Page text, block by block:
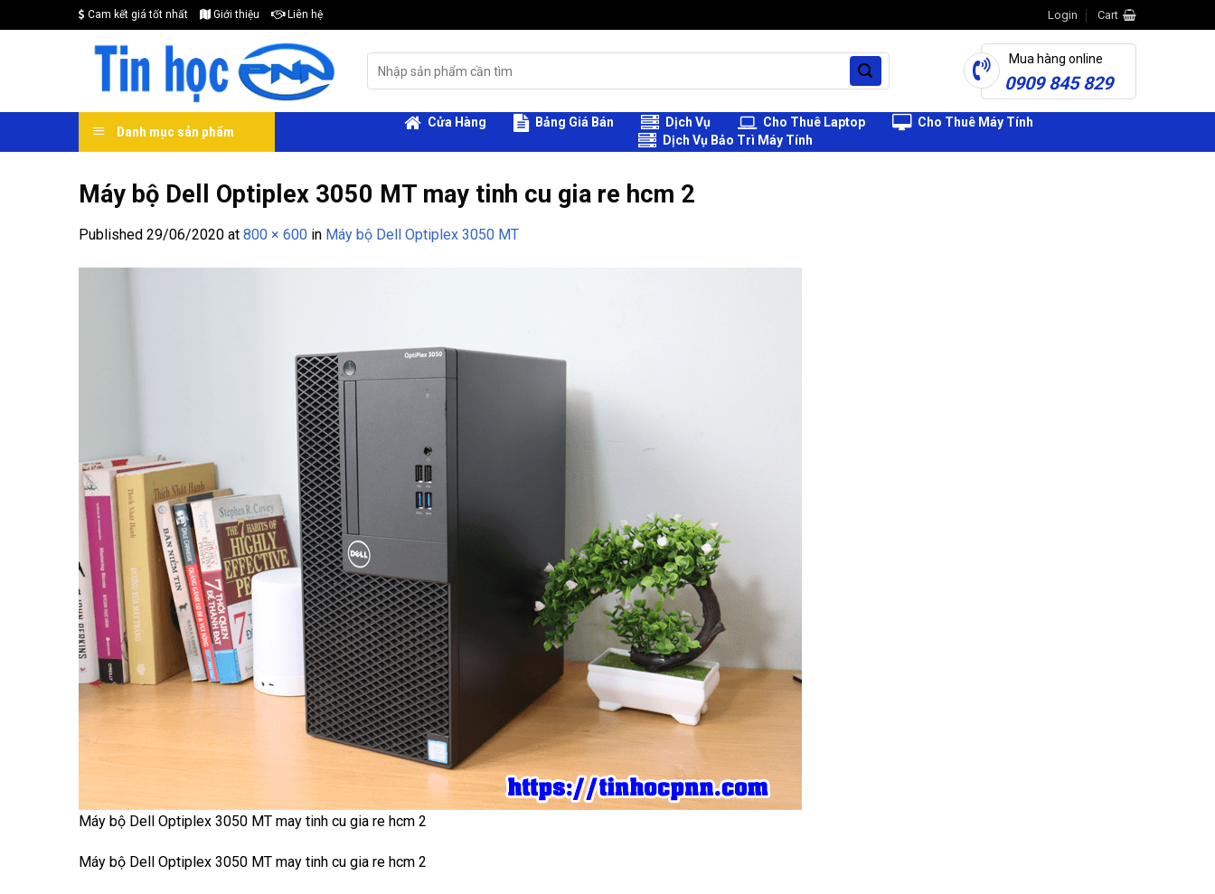
to
Cam kết giá tốt nhất Giới thiệu Liên hệ Login Cart
for:
Mua hàng online
0909 845 829
Danh mục sản phẩm
Cửa Hàng Bảng Giá Bán Dịch Vụ Cho Thuê Laptop
Cho Thuê Máy Tính
Dịch Vụ Bảo Trì Máy Tính
Máy bộ Dell Optiplex 3050 MT may tinh cu gia re hcm 2
Published 29/06/2020 at 800 × 600 in Máy bộ Dell Optiplex 3050 MT
Máy bộ Dell Optiplex 3050 MT may tinh cu gia re hcm 2
Máy bộ Dell Optiplex 3050 MT may tinh cu gia re hcm 2